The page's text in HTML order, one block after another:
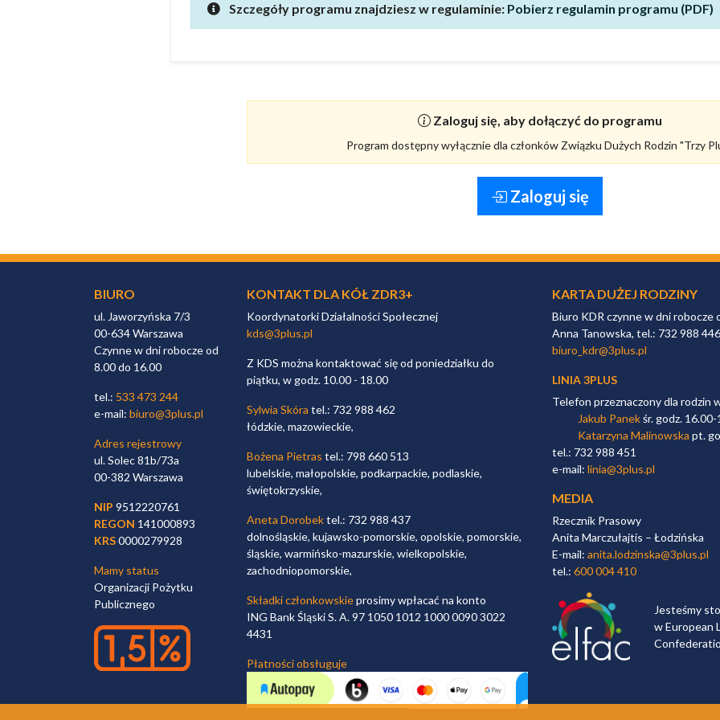
Szczegóły programu znajdziesz w regulaminie: Pobierz regulamin programu (PDF)
Zaloguj się, aby dołączyć do programu
Program dostępny wyłącznie dla członków Związku Dużych Rodzin "Trzy
Zaloguj się
BIURO
ul. Jaworzyńska 7/3
00-634 Warszawa
Czynne w dni robocze od
8.00 do 16.00
tel.: 533 473 244
e-mail: biuro@3plus.pl
Adres rejestrowy
ul. Solec 81b/73a
00-382 Warszawa
NIP 9512220761
REGON 141000893
KRS0000279928
Mamy status
Organizacji Pożytku
Publicznego
KONTAKT DLA KÓŁ ZDR3+
Koordynatorki Działalności Społecznej
kds@3plus.pl
Z KDS można kontaktować się od poniedziałku do
piątku, w godz. 10.00 - 18.00
Sylwia Skóra tel.: 732 988 462
łódzkie, mazowieckie,
Bożena Pietras tel.: 798 660 513
lubelskie, małopolskie, podkarpackie, podlaskie,
świętokrzyskie,
Aneta Dorobektel.: 732 988 437
dolnośląskie, kujawsko-pomorskie, opolskie, pomorskie,
śląskie, warmińsko-mazurskie, wielkopolskie,
zachodniopomorskie,
Składki członkowskieprosimy wpłacać na konto
ING Bank Śląski S. A. 97 1050 1012 1000 0090 3022
4431
Płatności obsługuje
KARTA DUŻEJ RODZINY
Biuro KDR czynne w dni robocze
Anna Tanowska, tel.: 732 988 446
biuro_kdr@3plus.pl
LINIA 3PLUS
Telefon przeznaczony dla rodzin
Jakub Panekśr. godz. 16.00-
Katarzyna Malinowska pt.
tel.: 732 988 451
e-mail: linia@3plus.pl
MEDIA
Rzecznik Prasowy
Anita Marczułajtis – Łodzińska
E-mail: anita.lodzinska@3plus.pl
tel.: 600 004 410
Jesteśmy
w European